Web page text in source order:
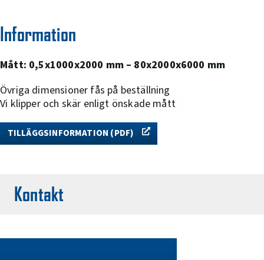
Information
Mått: 0,5x1000x2000 mm – 80x2000x6000 mm
Övriga dimensioner fås på beställning
Vi klipper och skär enligt önskade mått
TILLÄGGSINFORMATION (PDF)
Kontakt